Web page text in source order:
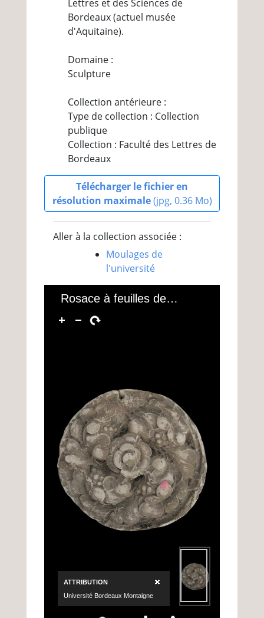
Lettres et des Sciences de
Bordeaux (actuel musée
d'Aquitaine).
Domaine :
Sculpture
Collection antérieure :
Type de collection : Collection
publique
Collection : Faculté des Lettres de
Bordeaux
Télécharger le fichier en
résolution maximale(jpg, 0.36 Mo)
Aller à la collection associée :
Moulages de
l'université